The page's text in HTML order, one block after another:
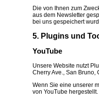
Die von Ihnen zum
aus dem Newsletter
bei uns gespeichert
5. Plugins und
YouTube
Unsere Website nutzt
Cherry Ave., San Bruno,
Wenn Sie eine unserer
von YouTube